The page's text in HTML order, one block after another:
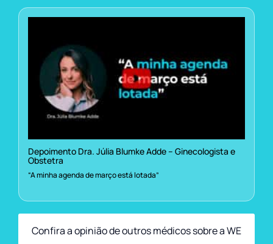
Depoimento Dra. Júlia Blumke Adde – Ginecologista e
Obstetra
“A minha agenda de março está lotada”
Confira a opinião de outros médicos sobre a WE